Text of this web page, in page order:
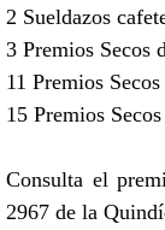
2 Sueldazos
3 Premios Secos
11 Premios
15 Premios
Consulta el
2967 de la